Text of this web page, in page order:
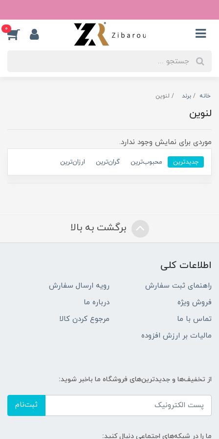
0
خانه برند لنوین
لنوین
موردی برای نمایش وجود ندارد.
جدیدترین محبوب‌ترین گران‌ترین ارزان‌ترین
برگشت به بالا
اطلاعات کلی
راهنمای ثبت سفارش
رویه ارسال سفارش
فروش ویژه
درباره ما
تماس با ما
مرجوع کردن کالا
مالیات بر ارزش افزوده
از تخفیف‌ها و جدیدترین‌های فروشگاه ما باخبر شوید:
ثبت‌نام
ما را در شبکه‌های اجتماعی دنبال کنید: